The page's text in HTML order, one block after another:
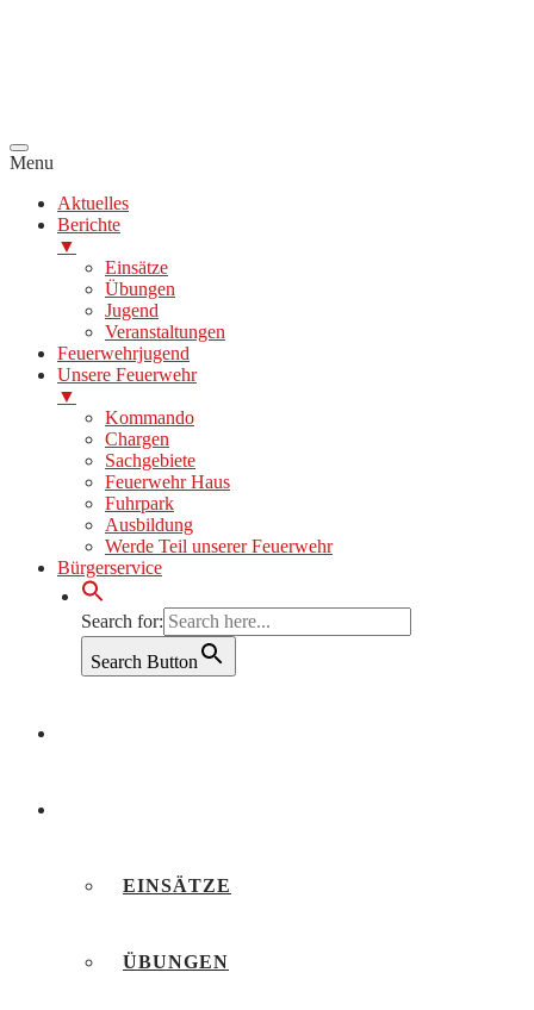
Menu
Aktuelles
Berichte
▼
Einsätze
Übungen
Jugend
Veranstaltungen
Feuerwehrjugend
Unsere Feuerwehr
▼
Kommando
Chargen
Sachgebiete
Feuerwehr Haus
Fuhrpark
Ausbildung
Werde Teil unserer Feuerwehr
Bürgerservice
Search for:
Search Button
EINSÄTZE
ÜBUNGEN